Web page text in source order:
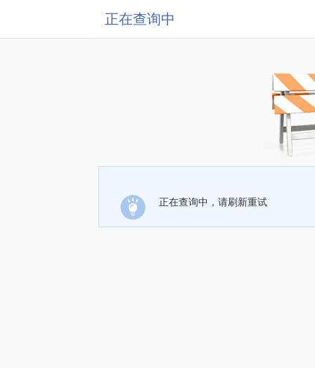
正在查询中
正在查询中，请刷新重试